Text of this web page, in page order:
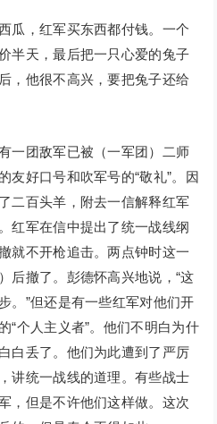
，红军买东西都付钱。一个
半天，最后把一只心爱的兔子
，他很不高兴，要把兔子还给
团敌军已被（一军团）二师
友好口号和吹军号的“敬礼”。因
二百头羊，附去一信解释红军
红军在信中提出了统一战线纲
就不开枪追击。两点钟时这一
后撤了。彭德怀高兴地说，“这
。”但还是有一些红军对他们开
“个人主义者”。他们不明白为什
白丢了。他们为此遭到了严厉
讲统一战线的道理。有些战士
，但是不许他们这样做。这次